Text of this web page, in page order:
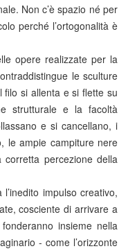
Non c’è spazio né per
perché l’ortogonalità è
opere realizzate per la
le sculture
si allenta e si flette su
strutturale e la facoltà
e si cancellano, i
le ampie campiture nere
corretta percezione della
impulso creativo,
cosciente di arrivare a
insieme nella
- come l’orizzonte